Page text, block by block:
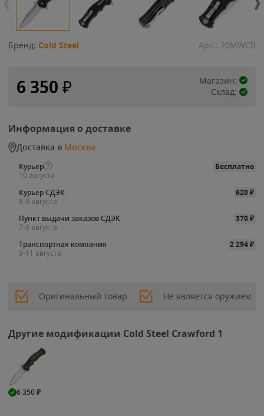
Бренд: Cold Steel Арт.: 20MWCB
6 350 ₽
Магазин:
Склад:
Информация о доставке
Доставка в Москва
Курьер
Бесплатно
10 августа
Курьер СДЭК
620₽
8-9 августа
Пункт выдачи заказов СДЭК
370₽
7-8 августа
Транспортная компания
2 294₽
9-11 августа
Оригинальный товар Не является оружием
Другие модификации Cold Steel Crawford 1
6 350₽